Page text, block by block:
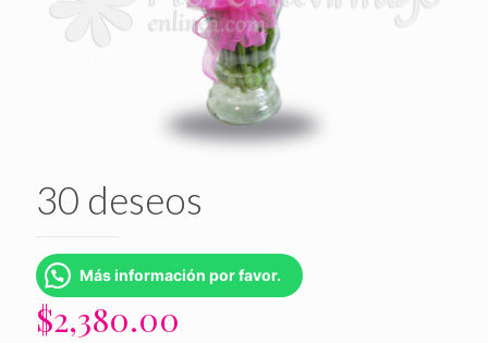
30 deseos
Más información por favor.
$2,380.00